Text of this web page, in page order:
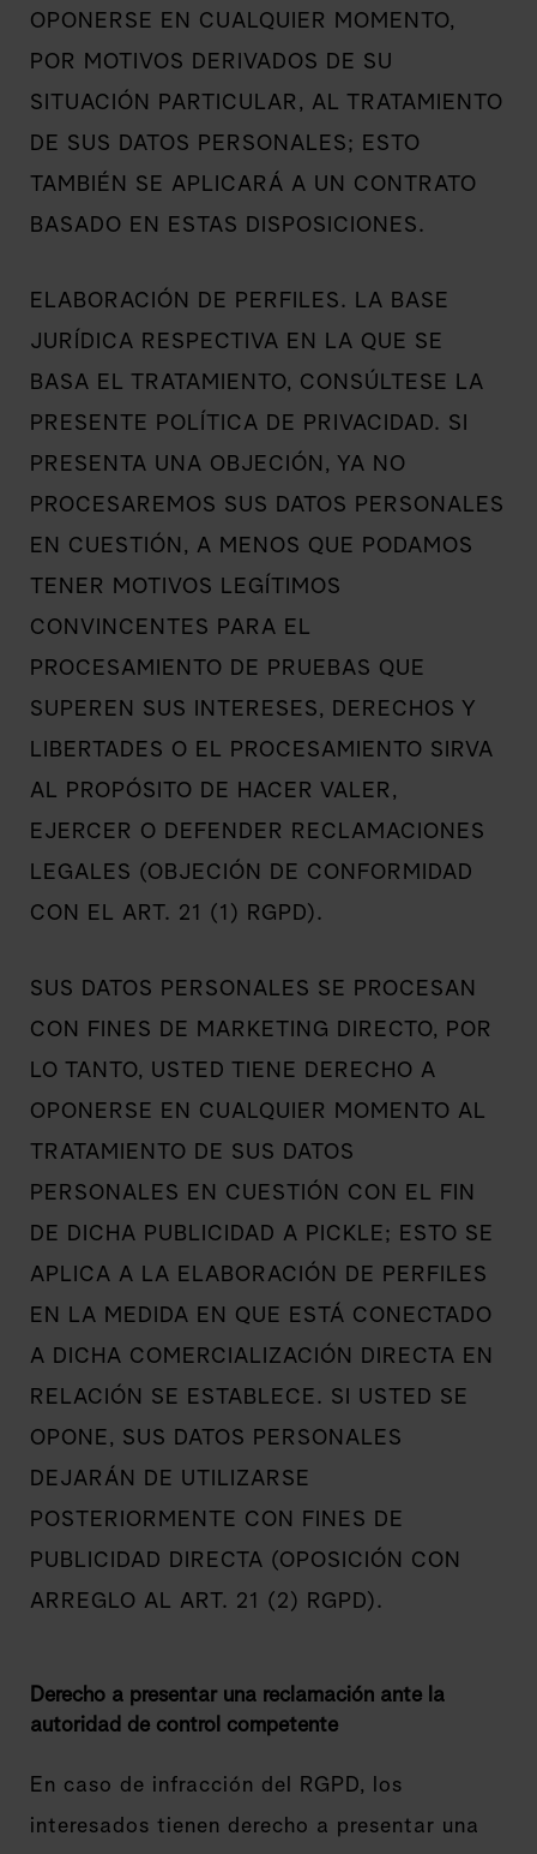
OPONERSE EN CUALQUIER MOMENTO,
POR MOTIVOS DERIVADOS DE SU
SITUACIÓN PARTICULAR, AL TRATAMIENTO
DE SUS DATOS PERSONALES; ESTO
TAMBIÉN SE APLICARÁ A UN CONTRATO
BASADO EN ESTAS DISPOSICIONES.
ELABORACIÓN DE PERFILES. LA BASE
JURÍDICA RESPECTIVA EN LA QUE SE
BASA EL TRATAMIENTO, CONSÚLTESE LA
PRESENTE POLÍTICA DE PRIVACIDAD. SI
PRESENTA UNA OBJECIÓN, YA NO
PROCESAREMOS SUS DATOS PERSONALES
EN CUESTIÓN, A MENOS QUE PODAMOS
TENER MOTIVOS LEGÍTIMOS
CONVINCENTES PARA EL
PROCESAMIENTO DE PRUEBAS QUE
SUPEREN SUS INTERESES, DERECHOS Y
LIBERTADES O EL PROCESAMIENTO SIRVA
AL PROPÓSITO DE HACER VALER,
EJERCER O DEFENDER RECLAMACIONES
LEGALES (OBJECIÓN DE CONFORMIDAD
CON EL ART. 21 (1) RGPD).
SUS DATOS PERSONALES SE PROCESAN
CON FINES DE MARKETING DIRECTO, POR
LO TANTO, USTED TIENE DERECHO A
OPONERSE EN CUALQUIER MOMENTO AL
TRATAMIENTO DE SUS DATOS
PERSONALES EN CUESTIÓN CON EL FIN
DE DICHA PUBLICIDAD A PICKLE; ESTO SE
APLICA A LA ELABORACIÓN DE PERFILES
EN LA MEDIDA EN QUE ESTÁ CONECTADO
A DICHA COMERCIALIZACIÓN DIRECTA EN
RELACIÓN SE ESTABLECE. SI USTED SE
OPONE, SUS DATOS PERSONALES
DEJARÁN DE UTILIZARSE
POSTERIORMENTE CON FINES DE
PUBLICIDAD DIRECTA (OPOSICIÓN CON
ARREGLO AL ART. 21 (2) RGPD).
Derecho a presentar una reclamación ante la
autoridad de control competente
En caso de infracción del RGPD, los
interesados tienen derecho a presentar una